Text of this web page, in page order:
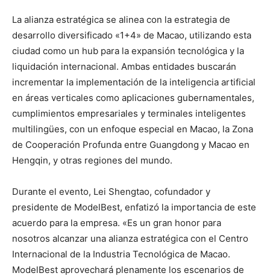
La alianza estratégica se alinea con la estrategia de
desarrollo diversificado «1+4» de Macao, utilizando esta
ciudad como un hub para la expansión tecnológica y la
liquidación internacional. Ambas entidades buscarán
incrementar la implementación de la inteligencia artificial
en áreas verticales como aplicaciones gubernamentales,
cumplimientos empresariales y terminales inteligentes
multilingües, con un enfoque especial en Macao, la Zona
de Cooperación Profunda entre Guangdong y Macao en
Hengqin, y otras regiones del mundo.
Durante el evento, Lei Shengtao, cofundador y
presidente de ModelBest, enfatizó la importancia de este
acuerdo para la empresa. «Es un gran honor para
nosotros alcanzar una alianza estratégica con el Centro
Internacional de la Industria Tecnológica de Macao.
ModelBest aprovechará plenamente los escenarios de